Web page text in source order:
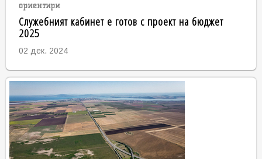
ориентири
Служебният кабинет е готов с проект на бюджет
2025
02 дек. 2024